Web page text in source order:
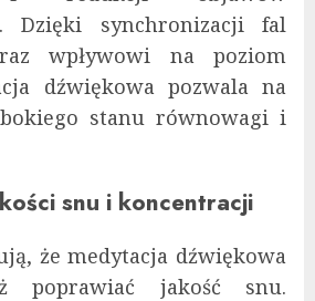
Dzięki synchronizacji fal
wpływowi na poziom
dźwiękowa pozwala na
stanu równowagi i
snu i koncentracji
że medytacja dźwiękowa
poprawiać jakość snu.